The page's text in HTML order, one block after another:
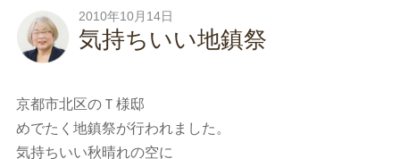
2010年10月14日
気持ちいい地鎮祭
京都市北区のＴ様邸
めでたく地鎮祭が行われました。
気持ちいい秋晴れの空に